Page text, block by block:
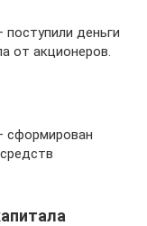
деньги
от акционеров.
сформирован